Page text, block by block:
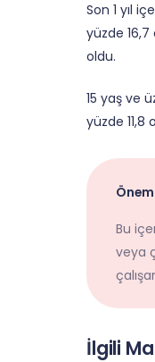
Son 1 yıl
yüzde
oldu.
15 yaş ve
yüzde 11,8
Bu
veya
İlgili